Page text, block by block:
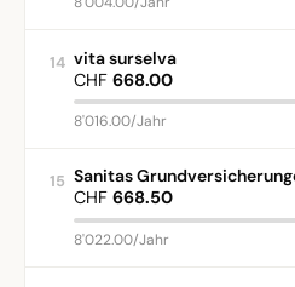
14 vita surselva
CHF 668.00
8'016.00/Jahr
15 Sanitas
CHF 668.50
8'022.00/Jahr